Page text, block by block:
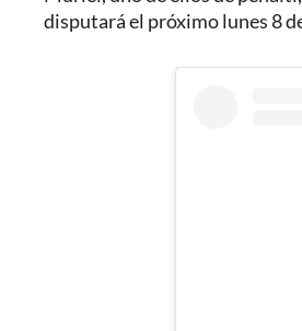
disputará el próximo lunes 8